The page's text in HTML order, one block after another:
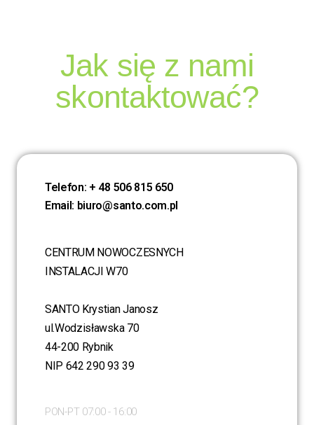
Jak się z nami
skontaktować?
Telefon: + 48 506 815 650
Email: biuro@santo.com.pl
CENTRUM NOWOCZESNYCH
INSTALACJI W70
SANTO Krystian Janosz
ul.Wodzisławska 70
44-200 Rybnik
NIP 642 290 93 39
PON-PT 07:00 - 16:00